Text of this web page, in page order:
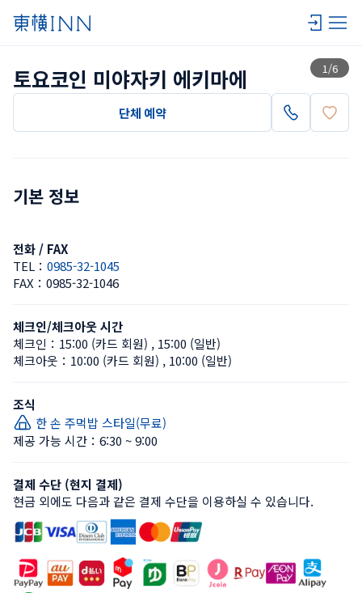
1 /6
목록 보기
토요코인 미야자키 에키마에
단체 예약
기본 정보
전화 / FAX
TEL： 0985-32-1045
FAX： 0985-32-1046
체크인/체크아웃 시간
체크인： 15:00 (카드 회원) , 15:00 (일반)
체크아웃： 10:00 (카드 회원) , 10:00 (일반)
조식
한 손 주먹밥 스타일(무료)
제공 가능 시간：6:30 ~ 9:00
결제 수단 (현지 결제)
현금 외에도 다음과 같은 결제 수단을 이용하실 수 있습니다.